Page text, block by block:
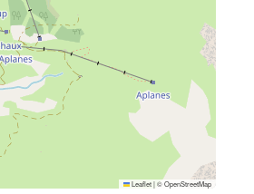
Leaflet|©OpenStreetMap